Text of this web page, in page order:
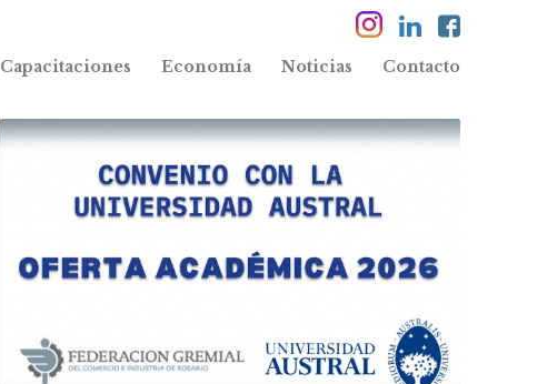
Capacitaciones Economía Noticias Contacto
NOTICIA DESTACADA